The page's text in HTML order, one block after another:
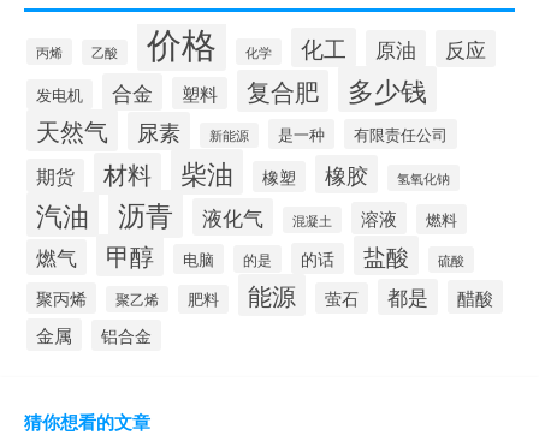
丙烯 乙酸 价格 化学 化工 原油 反应
发电机 合金 塑料 复合肥 多少钱
天然气 尿素 新能源 是一种 有限责任公司
期货 材料 柴油 橡塑 橡胶 氢氧化钠
汽油 沥青 液化气 混凝土 溶液 燃料
燃气 甲醇 电脑 的是 的话 盐酸 硫酸
聚丙烯 聚乙烯 肥料 能源 萤石 都是 醋酸
金属 铝合金
猜你想看的文章